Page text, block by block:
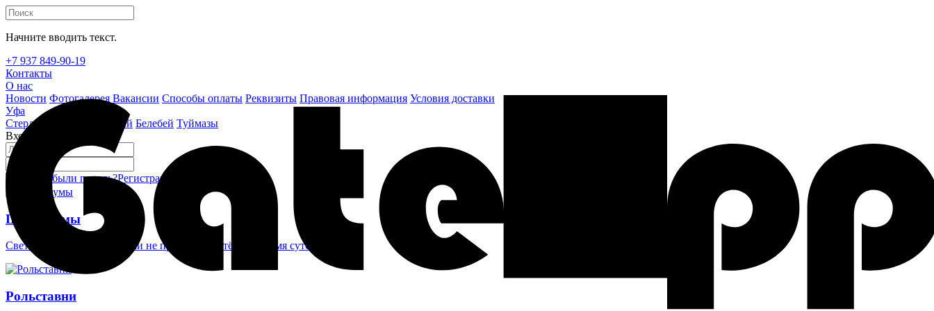
Начните вводить текст.
+7 937 849-90-19
Контакты
О нас
Новости Фотогалерея Вакансии Способы оплаты Реквизиты Правовая информация Условия доставки
Уфа
Стерлитамак
Октябрьский Белебей Туймазы
Вход на сайт
Забыли пароль?Регистрация
Шлагбаумы
Светоотражающие наклейки не проглядеть в тёмное время суток
Рольставни